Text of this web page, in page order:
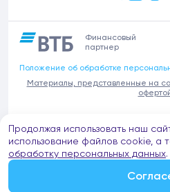
Финансовый
партнер
Положение об обработке
Материалы, представленные на
В связи с участившимися случаями
имени компании Донстрой
отделочных материалов и т.п.),
компания Донстрой не
представительств такого
Продолжая использовать наш
использование файлов cookie, а
обработку персональных данных.